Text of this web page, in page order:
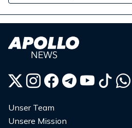
Unser Team
Unsere Mission